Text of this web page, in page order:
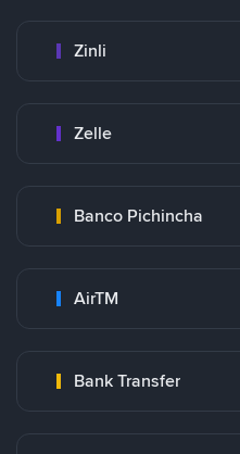
Zinli
Zelle
Banco Pichincha
AirTM
Bank Transfer